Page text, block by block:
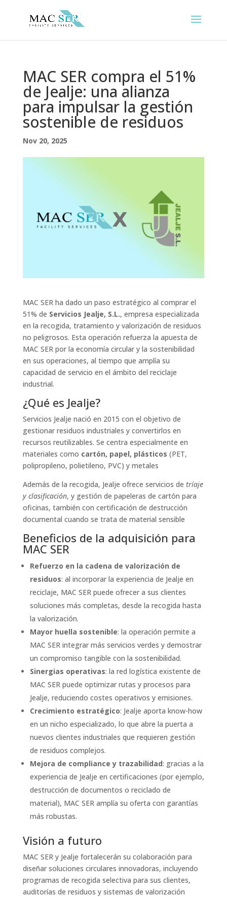
MAC SER compra el 51%
de Jealje: una alianza
para impulsar la gestión
sostenible de residuos
Nov 20, 2025
MAC SER ha dado un paso estratégico al comprar el
51% de Servicios Jealje, S.L., empresa especializada
en la recogida, tratamiento y valorización de residuos
no peligrosos. Esta operación refuerza la apuesta de
MAC SER por la economía circular y la sostenibilidad
en sus operaciones, al tiempo que amplía su
capacidad de servicio en el ámbito del reciclaje
industrial.
¿Qué es Jealje?
Servicios Jealje nació en 2015 con el objetivo de
gestionar residuos industriales y convertirlos en
recursos reutilizables. Se centra especialmente en
materiales como cartón, papel, plásticos (PET,
polipropileno, polietileno, PVC) y metales
Además de la recogida, Jealje ofrece servicios de tríaje
y clasificación, y gestión de papeleras de cartón para
oficinas, también con certificación de destrucción
documental cuando se trata de material sensible
Beneficios de la adquisición para
MAC SER
Refuerzo en la cadena de valorización de
residuos: al incorporar la experiencia de Jealje en
reciclaje, MAC SER puede ofrecer a sus clientes
soluciones más completas, desde la recogida hasta
la valorización.
Mayor huella sostenible: la operación permite a
MAC SER integrar más servicios verdes y demostrar
un compromiso tangible con la sostenibilidad.
Sinergias operativas: la red logística existente de
MAC SER puede optimizar rutas y procesos para
Jealje, reduciendo costes operativos y emisiones.
Crecimiento estratégico: Jealje aporta know-how
en un nicho especializado, lo que abre la puerta a
nuevos clientes industriales que requieren gestión
de residuos complejos.
Mejora de compliance y trazabilidad: gracias a la
experiencia de Jealje en certificaciones (por ejemplo,
destrucción de documentos o reciclado de
material), MAC SER amplía su oferta con garantías
más robustas.
Visión a futuro
MAC SER y Jealje fortalecerán su colaboración para
diseñar soluciones circulares innovadoras, incluyendo
programas de recogida selectiva para sus clientes,
auditorías de residuos y sistemas de valorización